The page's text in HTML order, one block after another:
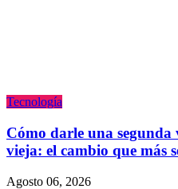
Tecnologí­a
Cómo darle una
vieja: el cambio que más
Agosto 06, 2026